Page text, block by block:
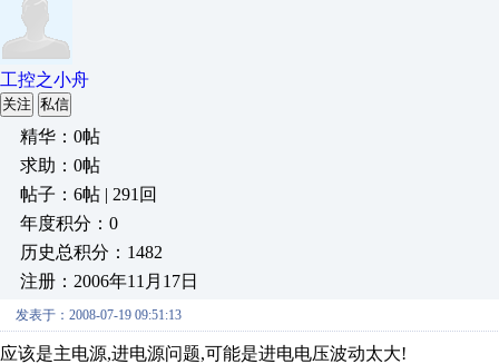
工控之小舟
关注 私信
精华：0帖
求助：0帖
帖子：6帖 | 291回
年度积分：0
历史总积分：1482
注册：2006年11月17日
发表于：2008-07-19 09:51:13
应该是主电源,进电源问题,可能是进电电压波动太大!